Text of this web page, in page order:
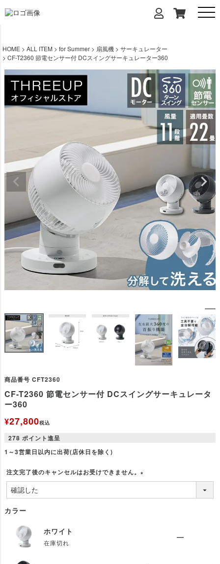
HOME ALL ITEM for Summer 扇風機
サーキュレーター
CF-T2360 節電センサー付 DCスイングサーキュレーター360
商品番号 CFT2360
CF-T2360 節電センサー付 DCスイングサーキュレータ
ー360
¥27,800税込
278 ポイント進呈
1～3営業日以内に出荷(店休日を除く)
注文完了後のキャンセルはお受けできません。
必
カラー
ホワイト
在庫切れ
—